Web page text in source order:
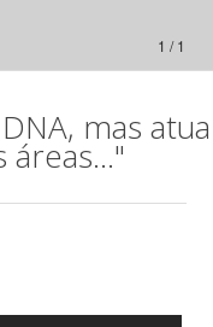
1 / 1
mas atua
áreas..."